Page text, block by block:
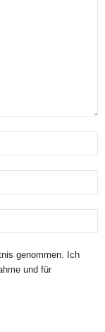
genommen. Ich
und für